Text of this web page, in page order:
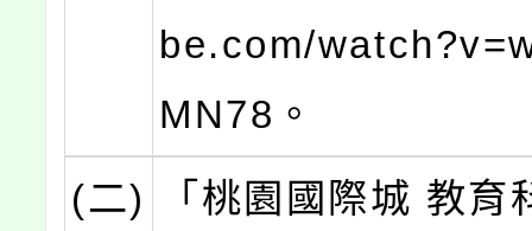
be.com/
MN78。
(二)
「桃園國際城 教育